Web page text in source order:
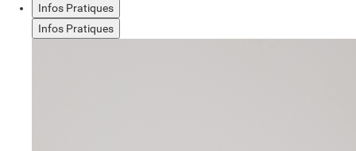
Infos Pratiques
Infos Pratiques